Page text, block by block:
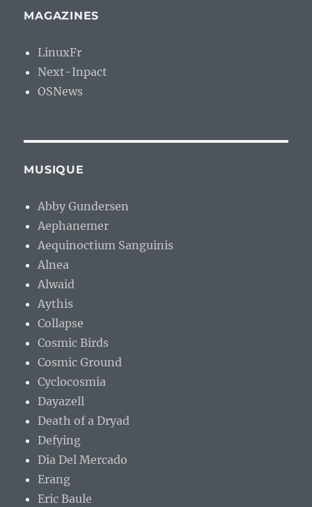
MAGAZINES
LinuxFr
Next-Inpact
OSNews
MUSIQUE
Abby Gundersen
Aephanemer
Aequinoctium Sanguinis
Alnea
Alwaid
Aythis
Collapse
Cosmic Birds
Cosmic Ground
Cyclocosmia
Dayazell
Death of a Dryad
Defying
Dia Del Mercado
Erang
Eric Baule